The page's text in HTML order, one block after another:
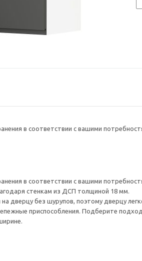
в соответствии с вашими
в соответствии с вашими
стенкам из ДСП толщиной 18 мм.
дверцу без шурупов, поэтому дверцу
приспособления. Подберите